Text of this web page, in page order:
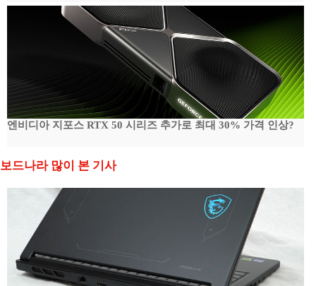
엔비디아 지포스 RTX 50 시리즈 추가로 최대 30% 가격 인상?
보드나라 많이 본 기사